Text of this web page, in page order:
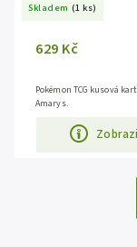
Skladem (1 ks)
629 Kč
Pokémon TCG kusová
Amarys.